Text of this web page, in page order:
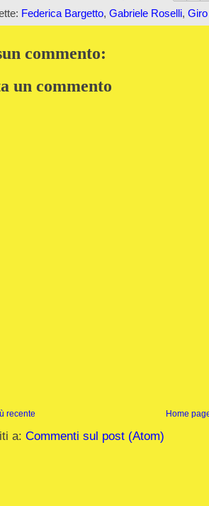
Federica Bargetto, Gabriele Roselli,
commento:
un commento
recente Home
a: Commenti sul post (Atom)